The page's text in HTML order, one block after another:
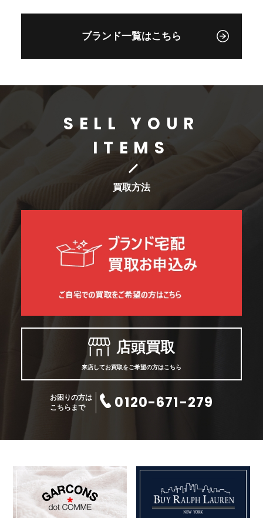
ブランド一覧はこちら
SELL YOUR
ITEMS
買取方法
店頭買取
来店してお買取をご希望の方はこちら
お困りの方は
こちらまで
0120-671-279